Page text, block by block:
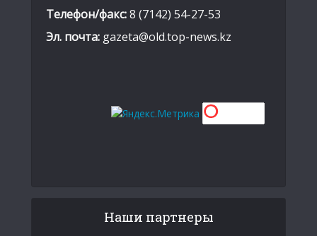
Телефон/факс:8 (7142) 54-27-53
Эл. почта: gazeta@old.top-news.kz
Наши партнеры